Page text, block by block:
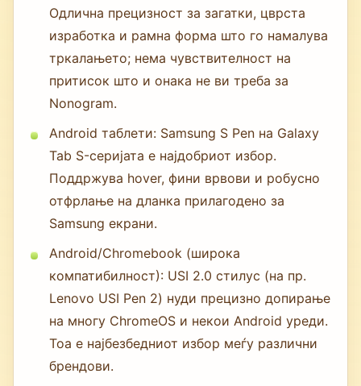
Одлична прецизност за загатки, цврста
изработка и рамна форма што го намалува
тркалањето; нема чувствителност на
притисок што и онака не ви треба за
Nonogram.
Android таблети: Samsung S Pen на Galaxy
Tab S-серијата е најдобриот избор.
Поддржува hover, фини врвови и робусно
отфрлање на дланка прилагодено за
Samsung екрани.
Android/Chromebook (широка
компатибилност): USI 2.0 стилус (на пр.
Lenovo USI Pen 2) нуди прецизно допирање
на многу ChromeOS и некои Android уреди.
Тоа е најбезбедниот избор меѓу различни
брендови.